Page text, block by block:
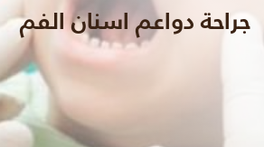
جراحة دواعم اسنان الفم